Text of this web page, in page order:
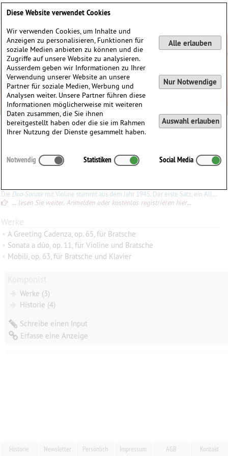
Juan Orrego-Salas
Orrego-Salas
∗ 18.01.1919 inSantiago de Chile, Chile
Die Duo-Sonate mit Violine stammt aus dem Jahr 1945. Der erste Satz, ein Allegro mit kurzer Lento-Einleitung (und Lento-Einschub) ist muntere Musik (4/8 und 6/8). Nicht einfach, und der enge Druck
... lesen Sie weiter. Anmelden oder kostenlos registrieren hier...
Werke
• A Greeting Cadenza, op. 65, für Bratsche
• Sonata a dúo, op. 11, für Violine und Bratsche
• Mobili, op. 63, für Bratsche und Klavier
Werke (3)
Historie (4)
Schreibe einen Input
Erfasse eine Anzeige
Historie Newsletter Persönlich Impressum AGB Kontakt
Diese Website verwendet Cookies
Wir verwenden Cookies, um Inhalte und
Anzeigen zu personalisieren, Funktionen für
soziale Medien anbieten zu können und die
Zugriffe auf unsere Website zu analysieren.
Ausserdem geben wir Informationen zu Ihrer
Verwendung unserer Website an unsere
Partner für soziale Medien, Werbung und
Analysen weiter. Unsere Partner führen diese
Informationen möglicherweise mit weiteren
Daten zusammen, die Sie ihnen
bereitgestellt haben oder die sie im Rahmen
Ihrer Nutzung der Dienste gesammelt haben.
Alle erlauben
Nur Notwendige
Auswahl erlauben
Notwendig Statistiken Social Media